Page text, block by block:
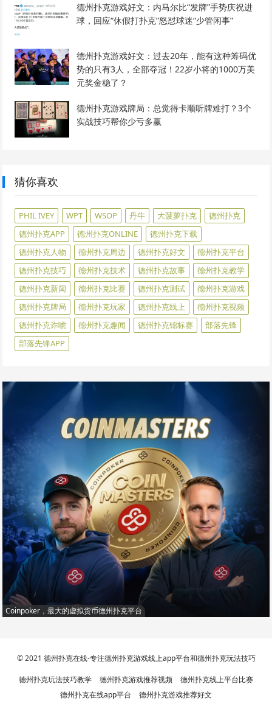
德州扑克游戏好文：内马尔比“发牌”手势庆祝进
球，回应“休假打扑克”怒怼球迷“少管闲事”
德州扑克游戏好文：过去20年，能有这种筹码优
势的只有3人，全部夺冠！22岁小将的1000万美
元奖金稳了？
德州扑克游戏牌局：总觉得卡顺听牌难打？3个
实战技巧帮你少亏多赢
猜你喜欢
PHIL IVEY WPT WSOP 丹牛 大菠萝扑克
德州扑克
德州扑克APP
德州扑克ONLINE
德州扑克下载
德州扑克人物
德州扑克周边 德州扑克好文
德州扑克平台
德州扑克技巧
德州扑克技术 德州扑克故事
德州扑克教学
德州扑克新闻
德州扑克比赛 德州扑克测试
德州扑克游戏
德州扑克牌局
德州扑克玩家 德州扑克线上
德州扑克视频
德州扑克诈唬
德州扑克趣闻 德州扑克锦标赛
部落先锋
部落先锋APP
Coinpoker，最大的虚拟货币德州扑克平台
© 2021 德州扑克在线-专注德州扑克游戏线上app平台和德州扑克玩法技巧
德州扑克玩法技巧教学 德州扑克游戏推荐视频
德州扑克线上平台比赛
德州扑克在线app平台
德州扑克游戏推荐好文